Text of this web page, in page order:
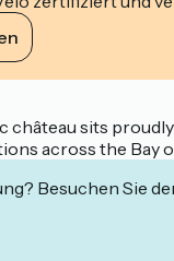
sits
across the
Besuchen Sie